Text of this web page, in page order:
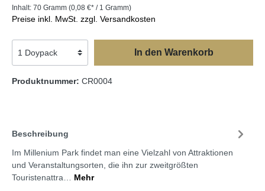
Inhalt: 70 Gramm (0,08 €* / 1 Gramm)
Preise inkl. MwSt. zzgl. Versandkosten
In den Warenkorb
Produktnummer: CR0004
Beschreibung
Im Millenium Park findet man eine Vielzahl von Attraktionen
und Veranstaltungsorten, die ihn zur zweitgrößten
Touristenattra… Mehr